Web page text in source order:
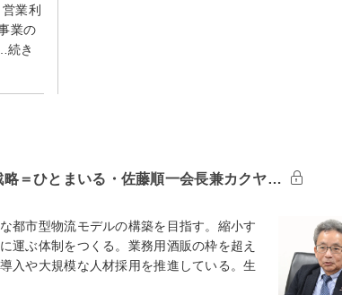
業利
業の
続き
＝ひとまいる・佐藤順一会長兼カクヤ…
都市型物流モデルの構築を目指す。縮小す
運ぶ体制をつくる。業務用酒販の枠を超え
入や大規模な人材採用を推進している。生